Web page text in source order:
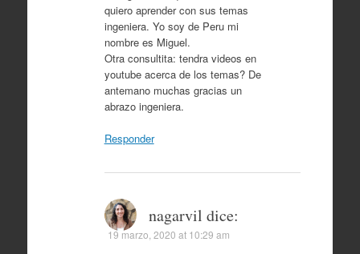
quiero aprender con sus temas
ingeniera. Yo soy de Peru mi
nombre es Miguel.
Otra consultita: tendra videos en
youtube acerca de los temas? De
antemano muchas gracias un
abrazo ingeniera.
Responder
nagarvil dice:
19 marzo, 2020 at 10:29 am